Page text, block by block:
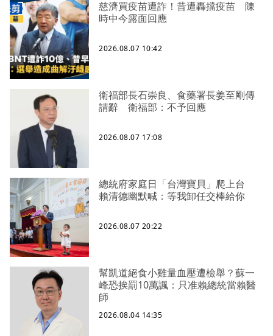
慈濟買疫苗遭詐！昔遭轟擋疫苗 陳
時中今露面回應
2026.08.07 10:42
衛福部長石崇良、食藥署長姜至剛傳
請辭 衛福部：不予回應
2026.08.07 17:08
總統府家庭日「台灣寶貝」爬上台
賴清德幽默喊：等我卸任交棒給你
2026.08.07 20:22
幫凱道絕食小雞量血壓遭檢舉？蘇一
峰恐挨罰10萬諷：只准賴總統當賴醫
師
2026.08.04 14:35